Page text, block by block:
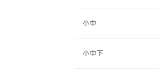
小中
小中下